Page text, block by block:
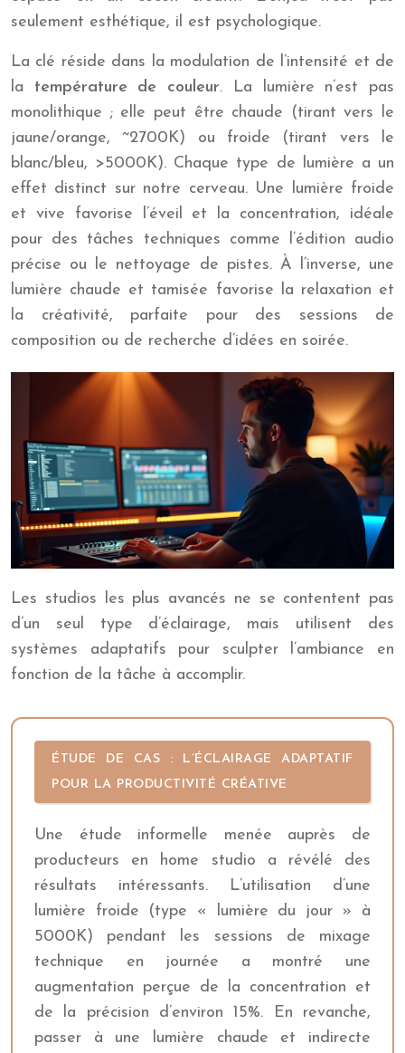
seulement esthétique, il est psychologique.
La clé réside dans la modulation de l’intensité et de
la température de couleur. La lumière n’est pas
monolithique ; elle peut être chaude (tirant vers le
jaune/orange, ~2700K) ou froide (tirant vers le
blanc/bleu, >5000K). Chaque type de lumière a un
effet distinct sur notre cerveau. Une lumière froide
et vive favorise l’éveil et la concentration, idéale
pour des tâches techniques comme l’édition audio
précise ou le nettoyage de pistes. À l’inverse, une
lumière chaude et tamisée favorise la relaxation et
la créativité, parfaite pour des sessions de
composition ou de recherche d’idées en soirée.
Les studios les plus avancés ne se contentent pas
d’un seul type d’éclairage, mais utilisent des
systèmes adaptatifs pour sculpter l’ambiance en
fonction de la tâche à accomplir.
ÉTUDE DE CAS : L’ÉCLAIRAGE ADAPTATIF
POUR LA PRODUCTIVITÉ CRÉATIVE
Une étude informelle menée auprès de
producteurs en home studio a révélé des
résultats intéressants. L’utilisation d’une
lumière froide (type « lumière du jour » à
5000K) pendant les sessions de mixage
technique en journée a montré une
augmentation perçue de la concentration et
de la précision d’environ 15%. En revanche,
passer à une lumière chaude et indirecte